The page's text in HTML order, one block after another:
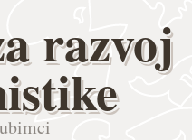
razvoj